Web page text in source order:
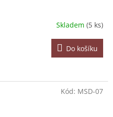
Skladem (5 ks)
Do košíku
Kód: MSD-07